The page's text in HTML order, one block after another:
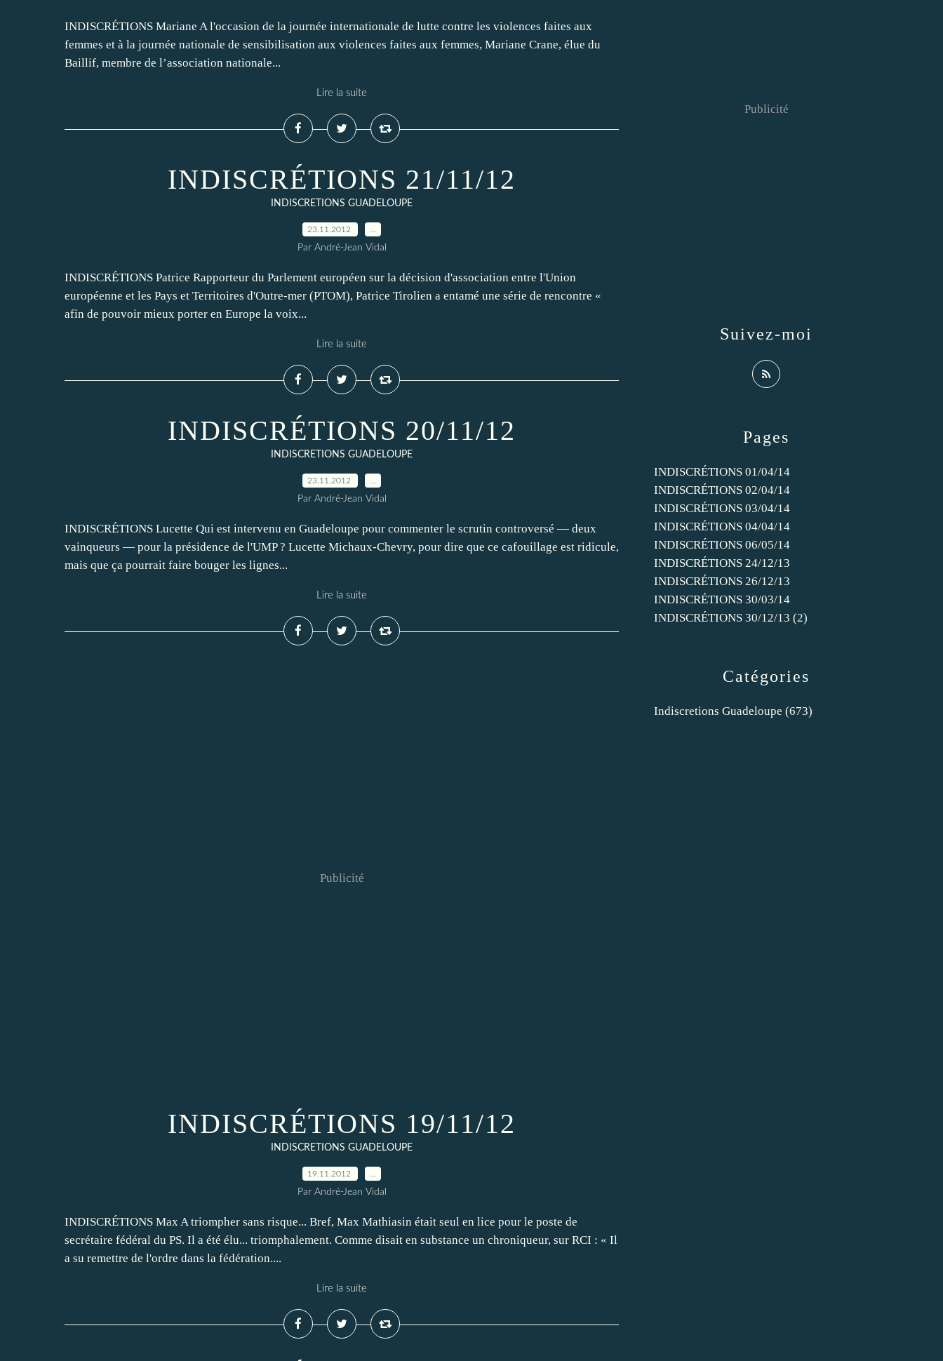
INDISCRÉTIONS Mariane A l'occasion de la journée internationale de lutte contre les violences faites aux
femmes et à la journée nationale de sensibilisation aux violences faites aux femmes, Mariane Crane, élue du
Baillif, membre de l’association nationale...
Lire la suite
INDISCRÉTIONS 21/11/12
INDISCRETIONS GUADELOUPE
23.11.2012
Par André-Jean Vidal
INDISCRÉTIONS Patrice Rapporteur du Parlement européen sur la décision d'association entre l'Union
européenne et les Pays et Territoires d'Outre-mer (PTOM), Patrice Tirolien a entamé une série de rencontre «
afin de pouvoir mieux porter en Europe la voix...
Lire la suite
INDISCRÉTIONS 20/11/12
INDISCRETIONS GUADELOUPE
23.11.2012
Par André-Jean Vidal
INDISCRÉTIONS Lucette Qui est intervenu en Guadeloupe pour commenter le scrutin controversé — deux
vainqueurs — pour la présidence de l'UMP ? Lucette Michaux-Chevry, pour dire que ce cafouillage est ridicule,
mais que ça pourrait faire bouger les lignes...
Lire la suite
Publicité
INDISCRÉTIONS 19/11/12
INDISCRETIONS GUADELOUPE
19.11.2012
Par André-Jean Vidal
INDISCRÉTIONS Max A triompher sans risque... Bref, Max Mathiasin était seul en lice pour le poste de
secrétaire fédéral du PS. Il a été élu... triomphalement. Comme disait en substance un chroniqueur, sur RCI : « Il
a su remettre de l'ordre dans la fédération....
Lire la suite
Catégories
Indiscretions Guadeloupe (673)
Pages
INDISCRÉTIONS 01/04/14
INDISCRÉTIONS 02/04/14
INDISCRÉTIONS 03/04/14
INDISCRÉTIONS 04/04/14
INDISCRÉTIONS 06/05/14
INDISCRÉTIONS 24/12/13
INDISCRÉTIONS 26/12/13
INDISCRÉTIONS 30/03/14
INDISCRÉTIONS 30/12/13 (2)
Suivez-moi
Publicité